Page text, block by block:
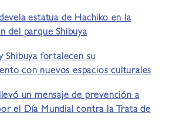
estatua de Hachiko en la
del parque Shibuya
Shibuya fortalecen su
con nuevos espacios culturales
un mensaje de prevención a
el Día Mundial contra la Trata de